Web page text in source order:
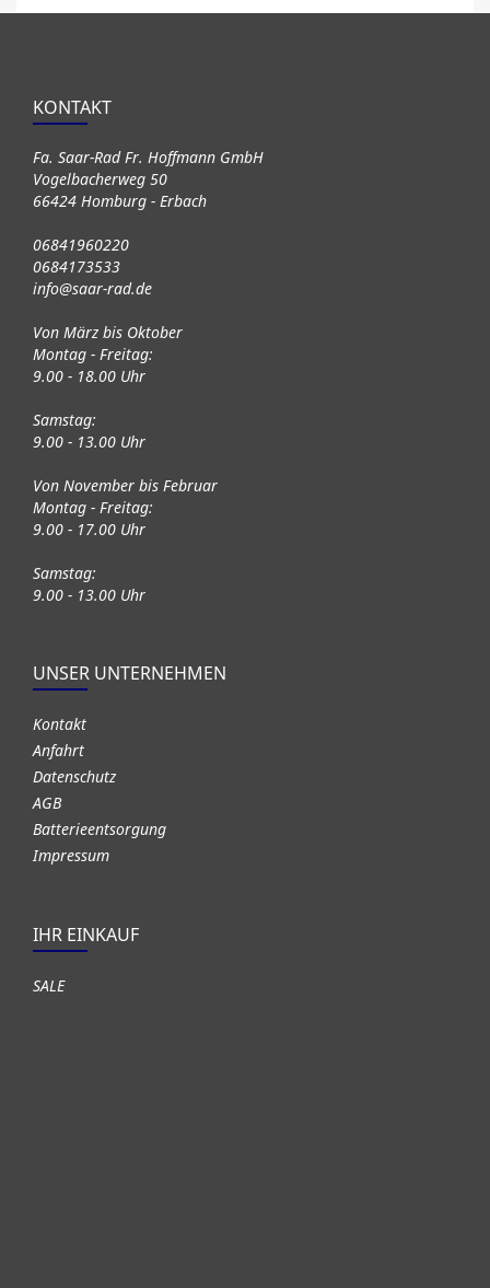
KONTAKT
Fa. Saar-Rad Fr. Hoffmann GmbH
Vogelbacherweg 50
66424 Homburg - Erbach
06841960220
0684173533
info@saar-rad.de
Von März bis Oktober
Montag - Freitag:
9.00 - 18.00 Uhr
Samstag:
9.00 - 13.00 Uhr
Von November bis Februar
Montag - Freitag:
9.00 - 17.00 Uhr
Samstag:
9.00 - 13.00 Uhr
UNSER UNTERNEHMEN
Kontakt
Anfahrt
Datenschutz
AGB
Batterieentsorgung
Impressum
IHR EINKAUF
SALE